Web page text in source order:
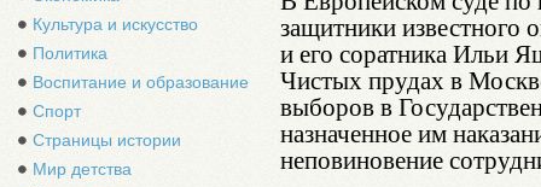
Культура и искусство
Политика
Воспитание и образование
Спорт
Страницы истории
Мир детства
защитники известного
и его соратника Ильи
Чистых прудах в
выборов в
назначенное им
неповиновение